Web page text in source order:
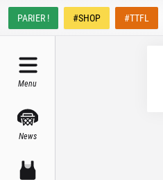
PARIER ! #SHOP #TTFL
Menu
News